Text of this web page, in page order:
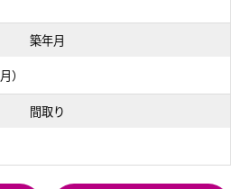
築年月
）
間取り